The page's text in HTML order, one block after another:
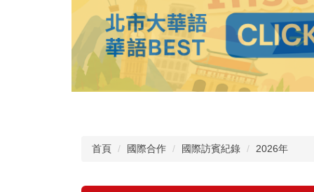
首頁 國際合作 國際訪賓紀錄 2026年